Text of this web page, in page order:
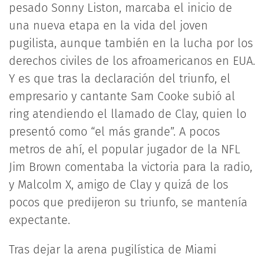
pesado Sonny Liston, marcaba el inicio de
una nueva etapa en la vida del joven
pugilista, aunque también en la lucha por los
derechos civiles de los afroamericanos en EUA.
Y es que tras la declaración del triunfo, el
empresario y cantante Sam Cooke subió al
ring atendiendo el llamado de Clay, quien lo
presentó como “el más grande”. A pocos
metros de ahí, el popular jugador de la NFL
Jim Brown comentaba la victoria para la radio,
y Malcolm X, amigo de Clay y quizá de los
pocos que predijeron su triunfo, se mantenía
expectante.
Tras dejar la arena pugilística de Miami